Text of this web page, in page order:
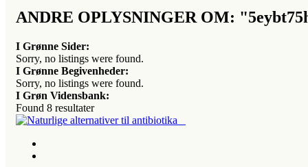
ANDRE OPLYSNINGER OM:
I Grønne Sider:
Sorry, no listings were found.
I Grønne Begivenheder:
Sorry, no listings were found.
I Grøn Vidensbank:
Found 8 resultater